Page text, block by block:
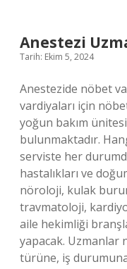
Anestezi
Tarih: Ekim 5, 2024
Anestezide nöbet
vardiyaları için
yoğun bakım
bulunmaktadır.
serviste her
hastalıkları ve
nöroloji, kulak
travmatoloji,
aile hekimliği
yapacak. Uzmanlar
türüne, iş